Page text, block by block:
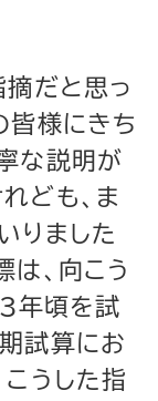
摘だと思っ
皆様にきち
な説明が
ども、ま
りました
は、向こう
年頃を試
試算にお
こうした指